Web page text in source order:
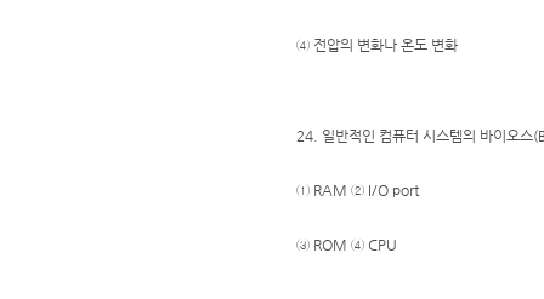
④ 전압의 변화나 온도 변화
24. 일반적인 컴퓨터 시스템의 바이오스
① RAM ② I/O port
③ ROM ④ CPU